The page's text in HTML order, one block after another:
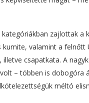
kategóriákban zajlottak a
valamint a felnőtt
illetve csapatkata. A
– többen is dobogóra
méltó